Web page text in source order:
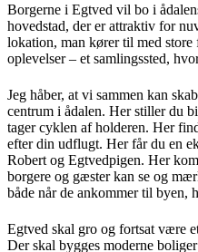
Borgerne i Egtved vil bo i
hovedstad, der er attraktiv for
lokation, man kører til med
oplevelser – et samlingssted,
Jeg håber, at vi sammen kan
centrum i ådalen. Her stiller du
tager cyklen af holderen. Her
efter din udflugt. Her får du en
Robert og Egtvedpigen. Her
borgere og gæster kan se og
både når de ankommer til byen,
Egtved skal gro og fortsat være
Der skal bygges moderne